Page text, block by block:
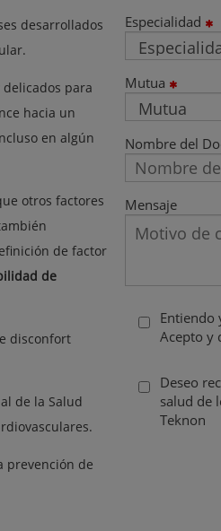
desarrollados
para
hacia un
en algún
otros factores
de factor
de
disconfort
de la Salud
prevención de
Especialidad
Mutua
Nombre del
Mensaje
Entiendo
Acepto y
Deseo
salud de
Teknon